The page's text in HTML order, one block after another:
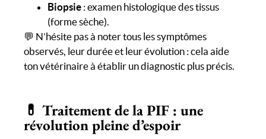
Biopsie : examen histologique des tissus
(forme sèche).
💬 N’hésite pas à noter tous les symptômes
observés, leur durée et leur évolution : cela aide
ton vétérinaire à établir un diagnostic plus précis.
💊 Traitement de la PIF : une
révolution pleine d’espoir